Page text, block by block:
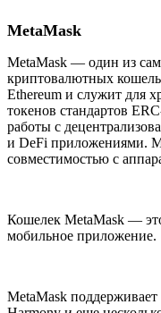
MetaMask
MetaMask — один из
криптовалютных
Ethereum и служит для
токенов стандартов
работы с
и DeFi приложениями.
совместимостью с
Кошелек MetaMask —
мобильное приложение.
MetaMask